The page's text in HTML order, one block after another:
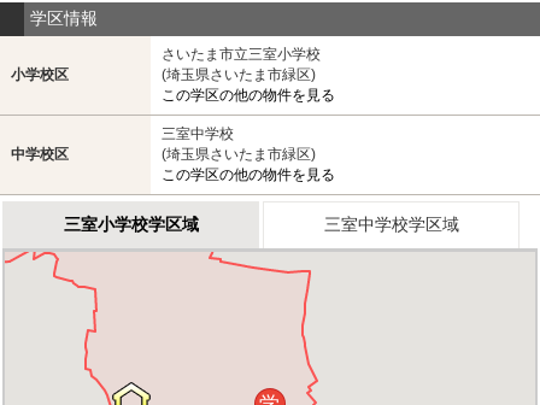
学区情報
小学校区
さいたま市立三室小学校
(埼玉県さいたま市緑区)
この学区の他の物件を見る
中学校区
三室中学校
(埼玉県さいたま市緑区)
この学区の他の物件を見る
三室小学校学区域 三室中学校学区域